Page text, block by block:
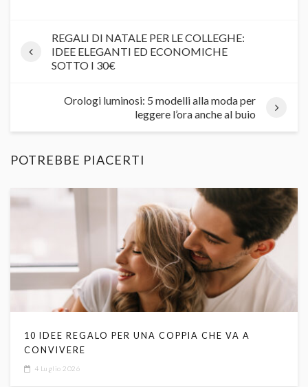
REGALI DI NATALE PER LE COLLEGHE:
IDEE ELEGANTI ED ECONOMICHE
SOTTO I 30€
Orologi luminosi: 5 modelli alla moda per
leggere l’ora anche al buio
POTREBBE PIACERTI
10 IDEE REGALO PER UNA COPPIA CHE VA A
CONVIVERE
4 Luglio 2026